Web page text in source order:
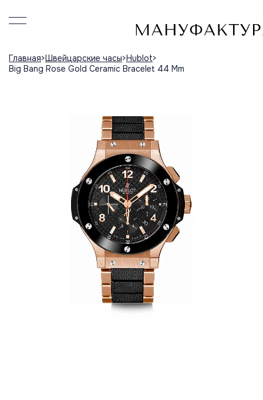
Главная Швейцарские часы Hublot
Big Bang Rose Gold Ceramic Bracelet 44 Mm